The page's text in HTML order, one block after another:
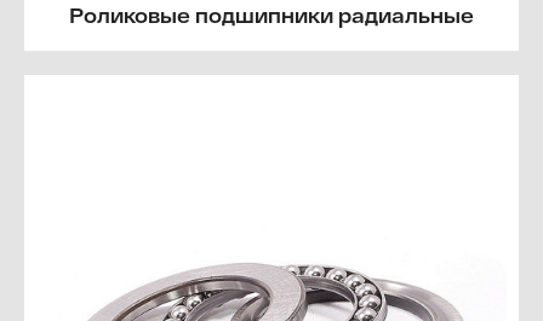
Роликовые подшипники радиальные